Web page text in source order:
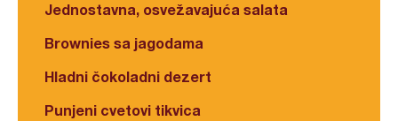
Jednostavna, osvežavajuća salata
Brownies sa jagodama
Hladni čokoladni dezert
Punjeni cvetovi tikvica